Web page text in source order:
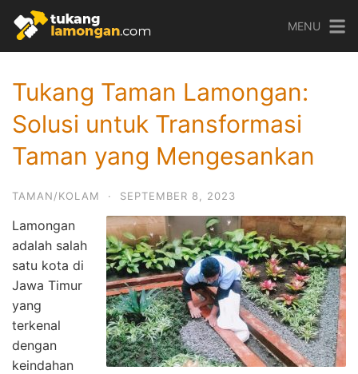
content
MENU
Tukang Taman Lamongan:
Solusi untuk Transformasi
Taman yang Mengesankan
TAMAN/KOLAM · SEPTEMBER 8, 2023
Lamongan
adalah salah
satu kota di
Jawa Timur
yang
terkenal
dengan
keindahan